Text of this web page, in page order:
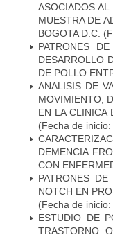
ASOCIADOS
MUESTRA DE
BOGOTA D.C.
PATRONES
DESARROLLO
DE POLLO
ANALISIS DE
MOVIMIENTO,
EN LA CLINICA
(Fecha de
DEMENCIA
CON
PATRONES
NOTCH EN
(Fecha de
ESTUDIO DE
TRASTORNO